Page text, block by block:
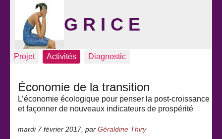
G R I C E
Projet Activités Diagnostic
Économie de la transition
L’économie écologique pour penser la post-croissance
et façonner de nouveaux indicateurs de prospérité
mardi 7 février 2017, par Géraldine Thiry